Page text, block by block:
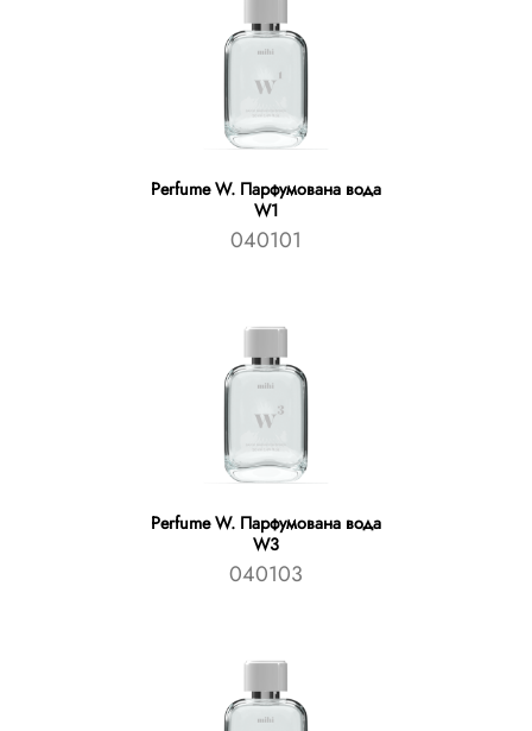
Perfume W. Парфумована вода
W1
040101
Perfume W. Парфумована вода
W3
040103